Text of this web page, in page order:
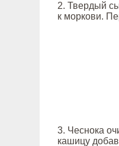
2. Твердый
к моркови.
3. Чеснока
кашицу